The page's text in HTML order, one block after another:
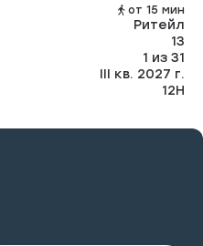
от 15 мин
Ритейл
13
1 из 31
III кв. 2027 г.
12Н